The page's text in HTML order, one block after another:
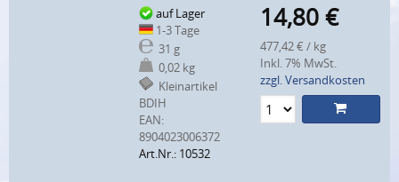
auf Lager
1-3 Tage
31 g
0,02 kg
Kleinartikel
BDIH
EAN:
8904023006372
Art.Nr.: 10532
14,80 €
477,42 € / kg
Inkl. 7% MwSt.
zzgl. Versandkosten